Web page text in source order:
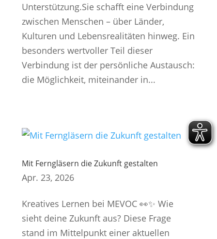
Unterstützung.Sie schafft eine Verbindung
zwischen Menschen – über Länder,
Kulturen und Lebensrealitäten hinweg. Ein
besonders wertvoller Teil dieser
Verbindung ist der persönliche Austausch:
die Möglichkeit, miteinander in...
Mit Ferngläsern die Zukunft gestalten
Apr. 23, 2026
Kreatives Lernen bei MEVOC 👀✨ Wie
sieht deine Zukunft aus? Diese Frage
stand im Mittelpunkt einer aktuellen